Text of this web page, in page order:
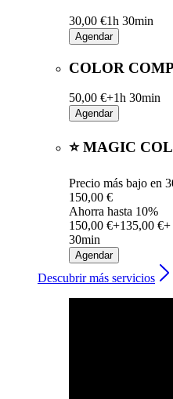
30,00 €1h 30min
Agendar
COLOR
50,00 €+1h 30min
Agendar
⭐ MAGIC
Precio más bajo en
150,00 €
Ahorra hasta 10%
150,00 €+135,00 €+
30min
Agendar
Descubrir más servicios